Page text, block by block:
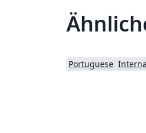
Portuguese